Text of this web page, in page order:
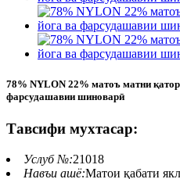
78% NYLON 22% матоъ матни
фарсудашавии шиноварӣ
Тавсифи мухтасар:
Услуб №:21018
Навъи ашё:Матои қабати